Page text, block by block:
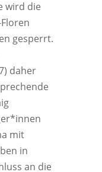
wird die
gesperrt.
daher
mit
in
an die